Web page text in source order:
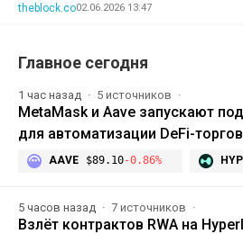
theblock.co02.06.2026 13:47
Главное сегодня
1 час назад 5 источников
MetaMask и Aave запускают
для автоматизации DeFi-
AAVE $89.10-0.86%
5 часов назад 7 источников
Взлёт контрактов RWA на